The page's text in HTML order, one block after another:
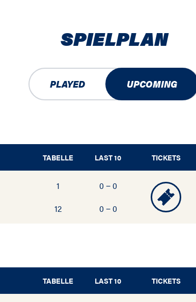
SPIELPLAN
PLAYED UPCOMING
TABELLE LAST 10 TICKETS
1
0 − 0
12
0 − 0
TABELLE LAST 10 TICKETS